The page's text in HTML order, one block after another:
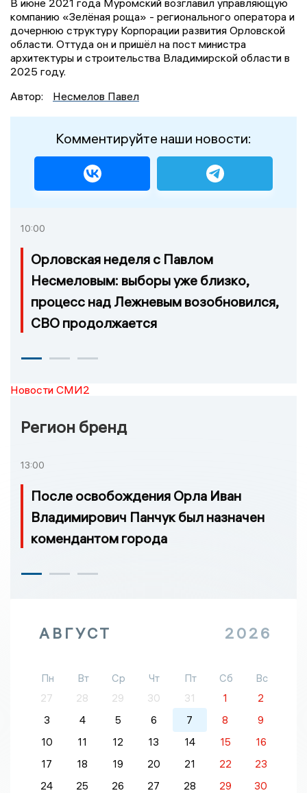
В июне 2021 года Муромский возглавил управляющую
компанию «Зелёная роща» - регионального оператора и
дочернюю структуру Корпорации развития Орловской
области. Оттуда он и пришёл на пост министра
архитектуры и строительства Владимирской области в
2025 году.
Автор:
Несмелов Павел
Комментируйте наши новости:
10:00
Орловская неделя с Павлом
Несмеловым: выборы уже близко,
процесс над Лежневым возобновился,
СВО продолжается
Новости СМИ2
Регион бренд
13:00
После освобождения Орла Иван
Владимирович Панчук был назначен
комендантом города
АВГУСТ 2026
Пн Вт Ср Чт Пт Сб
Вс
27
28 29 30 31 1
2
3
4 5 6 7 8
9
10
11 12 13 14 15
16
17
18 19 20 21 22
23
24
25 26 27 28 29
30